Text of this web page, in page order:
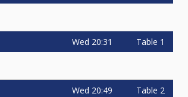
Wed 20:31 Table 1
Wed 20:49 Table 2